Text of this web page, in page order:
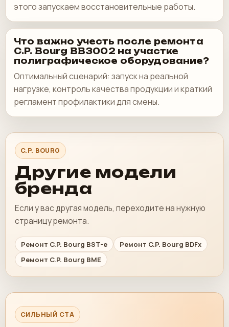
этого запускаем восстановительные работы.
Что важно учесть после ремонта
C.P. Bourg BB3002 на участке
полиграфическое оборудование?
Оптимальный сценарий: запуск на реальной
нагрузке, контроль качества продукции и краткий
регламент профилактики для смены.
C.P. BOURG
Другие модели
бренда
Если у вас другая модель, переходите на нужную
страницу ремонта.
Ремонт C.P. Bourg BST-e
Ремонт C.P. Bourg BDFx
Ремонт C.P. Bourg BME
СИЛЬНЫЙ CTA